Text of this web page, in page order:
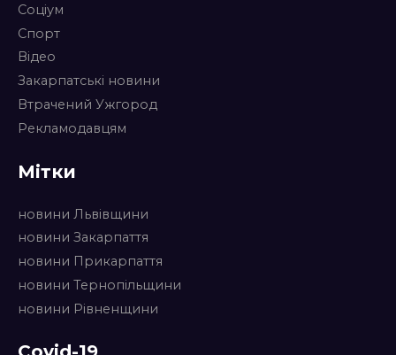
Соціум
Спорт
Відео
Закарпатські новини
Втрачений Ужгород
Рекламодавцям
Мітки
новини Львівщини
новини Закарпаття
новини Прикарпаття
новини Тернопільщини
новини Рівненщини